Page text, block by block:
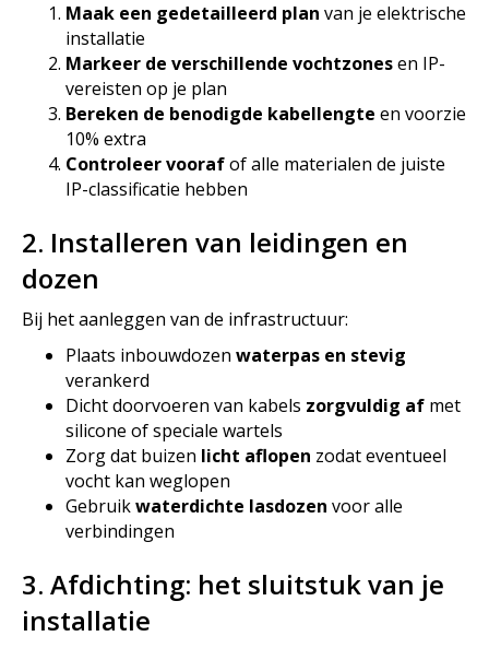
Maak een gedetailleerd plan van je elektrische
installatie
Markeer de verschillende vochtzonesen IP-
vereisten op je plan
Bereken de benodigde kabellengte en voorzie
10% extra
Controleer voorafof alle materialen de juiste
IP-classificatie hebben
2. Installeren van leidingen en
dozen
Bij het aanleggen van de infrastructuur:
Plaats inbouwdozen waterpas en stevig
verankerd
Dicht doorvoeren van kabels zorgvuldig af met
silicone of speciale wartels
Zorg dat buizen licht aflopen zodat eventueel
vocht kan weglopen
Gebruikwaterdichte lasdozen voor alle
verbindingen
3. Afdichting: het sluitstuk van je
installatie